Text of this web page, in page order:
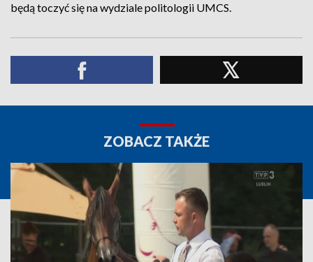
będą toczyć się na wydziale politologii UMCS.
ZOBACZ TAKŻE